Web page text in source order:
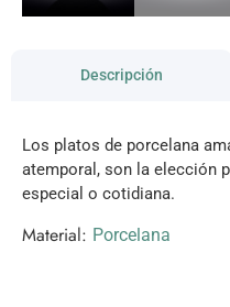
Descripción
Los platos de porcelana
atemporal, son la elección
especial o cotidiana.
Material: Porcelana